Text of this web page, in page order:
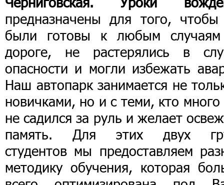
предназначены для того,
были готовы к любым
дороге, не растерялись в
опасности и могли избежать
Наш автопарк занимается не
новичками, но и с теми, кто много
не садился за руль и желает
память. Для этих двух
студентов мы предоставляем
методику обучения, которая